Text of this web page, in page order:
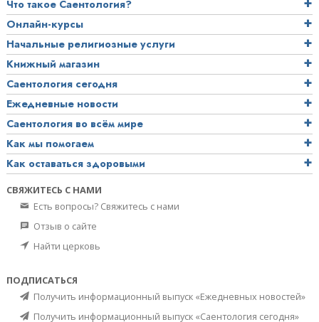
Что такое Саентология?
Онлайн-курсы
Начальные религиозные услуги
Книжный магазин
Саентология сегодня
Ежедневные новости
Саентология во всём мире
Как мы помогаем
Как оставаться здоровыми
СВЯЖИТЕСЬ С НАМИ
Есть вопросы? Свяжитесь с нами
Отзыв о сайте
Найти церковь
ПОДПИСАТЬСЯ
Получить информационный выпуск «Ежедневных новостей»
Получить информационный выпуск «Саентология сегодня»